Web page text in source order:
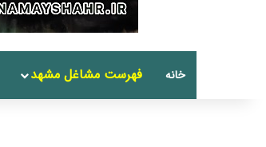
خانه فهرست مشاغل مشهد